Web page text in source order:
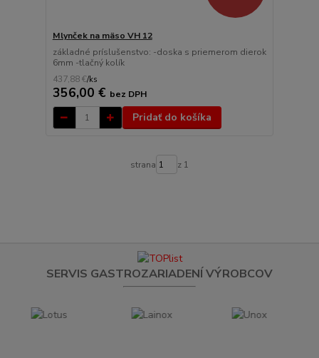
Mlynček na mäso VH 12
základné príslušenstvo: -doska s priemerom dierok
6mm -tlačný kolík
437,88 €/ks
356,00 € bez DPH
Pridať do košíka
strana z 1
SERVIS GASTROZARIADENÍ VÝROBCOV